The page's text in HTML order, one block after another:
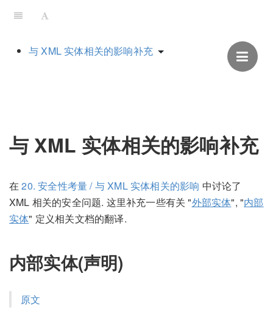
与 XML 实体相关的影响补充
与 XML 实体相关的影响补充
在20. 安全性考量 / 与 XML 实体相关的影响 中讨论了
XML 相关的安全问题. 这里补充一些有关 "外部实体", "内部
实体" 定义相关文档的翻译.
内部实体(声明)
原文